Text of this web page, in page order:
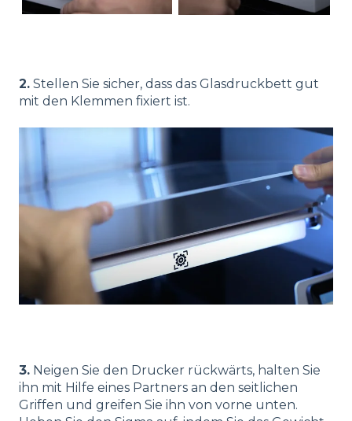
2. Stellen Sie sicher, dass das Glasdruckbett gut
mit den Klemmen fixiert ist.
3. Neigen Sie den Drucker rückwärts, halten Sie
ihn mit Hilfe eines Partners an den seitlichen
Griffen und greifen Sie ihn von vorne unten.